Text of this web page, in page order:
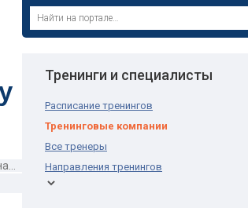
Тренинги и специалисты
Расписание тренингов
Тренинговые компании
Все тренеры
Направления тренингов